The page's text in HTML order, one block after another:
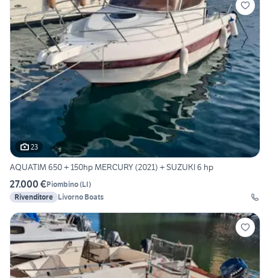
23
AQUATIM 650 + 150hp MERCURY (2021) + SUZUKI 6 hp
27.000 €Piombino(LI)
Rivenditore Livorno Boats